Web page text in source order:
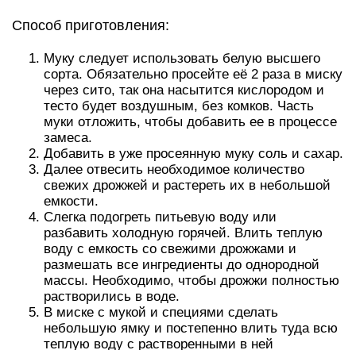
Способ приготовления:
Муку следует использовать белую высшего
сорта. Обязательно просейте её 2 раза в миску
через сито, так она насытится кислородом и
тесто будет воздушным, без комков. Часть
муки отложить, чтобы добавить ее в процессе
замеса.
Добавить в уже просеянную муку соль и сахар.
Далее отвесить необходимое количество
свежих дрожжей и растереть их в небольшой
емкости.
Слегка подогреть питьевую воду или
разбавить холодную горячей. Влить теплую
воду с емкость со свежими дрожжами и
размешать все ингредиенты до однородной
массы. Необходимо, чтобы дрожжи полностью
растворились в воде.
В миске с мукой и специями сделать
небольшую ямку и постепенно влить туда всю
теплую воду с растворенными в ней